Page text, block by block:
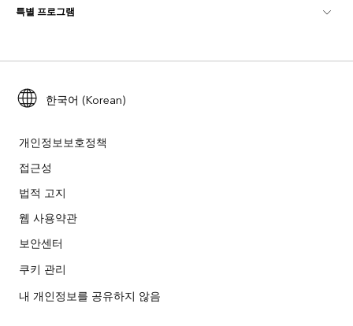
ArcGIS Online
Developer Technology
ArcGIS Location Platform
ArcGIS Architecture Center
사용자 리서치 및 테스트
Esri Young Professionals Network
이벤트
로케이션 인텔리전스
교육
ArcUser
ArcWatch
Esri 비디오
Esri 정보
채용
파트너
기업윤리강령
환경 및 지속가능성 이니셔티브
사이트맵
특별 프로그램
ArcGIS for Student Use
재난 대응
교육
비영리기관
인종 평등
한국어 (Korean)
개인정보보호정책
접근성
법적 고지
웹 사용약관
보안센터
쿠키 관리
내 개인정보를 공유하지 않음